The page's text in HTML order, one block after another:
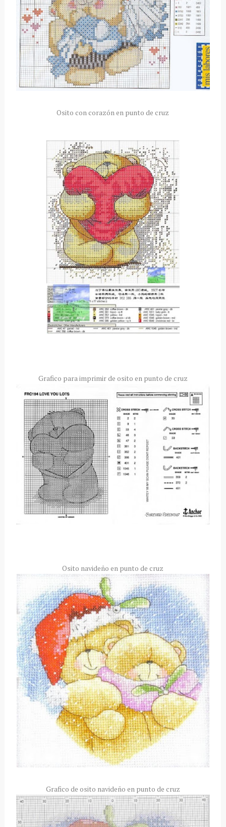
Osito con corazón en punto de cruz
Grafico para imprimir de osito en punto de cruz
Osito navideño en punto de cruz
Grafico de osito navideño en punto de cruz